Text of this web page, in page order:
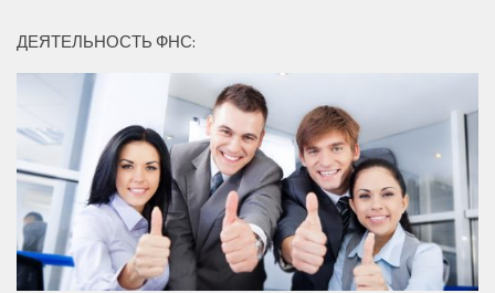
ДЕЯТЕЛЬНОСТЬ ФНС: